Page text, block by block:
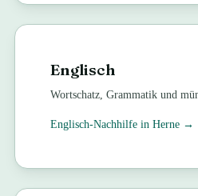
Englisch
Wortschatz, Grammatik und
Englisch-Nachhilfe inHerne →